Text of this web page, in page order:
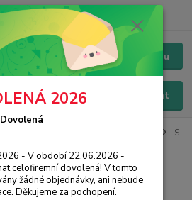
Menu
Hledat
S
2026
Dovolená
- V období 22.06.2026 -
celofiremní dovolená! V tomto
žádné objednávky, ani nebude
Děkujeme za pochopení.